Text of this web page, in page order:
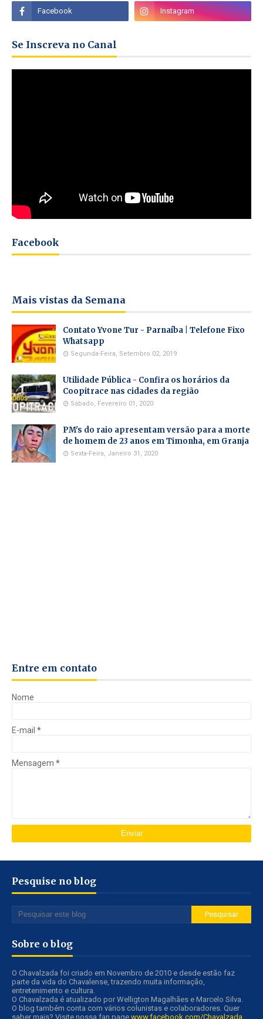
Se Inscreva no Canal
Facebook
Mais vistas da Semana
Contato Yvone Tur - Parnaíba | Telefone Fixo
Whatsapp
Segunda-Feira, Setembro 02, 2019
Utilidade Pública - Confira os horários da
Coopitrace nas cidades da região
Sábado, Fevereiro 01, 2020
PM's do raio apresentam versão para a morte
de homem de 23 anos em Timonha, em Granja
Sexta-Feira, Janeiro 31, 2020
Entre em contato
Nome
E-mail *
Mensagem *
Pesquise no blog
Sobre o blog
O Chavalzada foi criado em Novembro de 2010 e desde estão faz
parte da vida do Chavalense, trazendo muita informação,
entretenimento e cultura.
O Chavalzada é atualizado por Welligton Magalhães e Marcelo Silva.
O blog também conta com vários colunistas e colaboradores. Quer
saber mais? Visite nossa fan page www.facebook.com/Chavalzada